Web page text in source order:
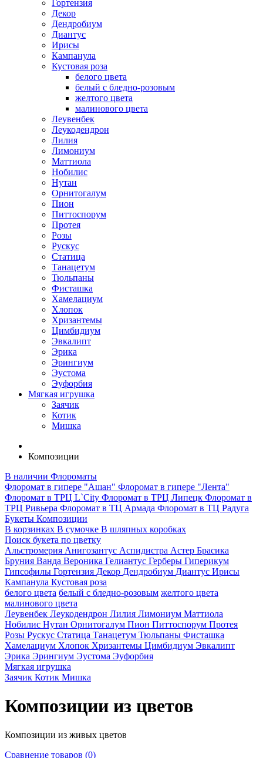
Гортензия
Декор
Дендробиум
Диантус
Ирисы
Кампанула
Кустовая роза
белого цвета
белый с бледно-розовым
желтого цвета
малинового цвета
Леувенбек
Леукодендрон
Лилия
Лимониум
Маттиола
Нобилис
Нутан
Орнитогалум
Пион
Питтоспорум
Протея
Розы
Рускус
Статица
Танацетум
Тюльпаны
Фисташка
Хамелациум
Хлопок
Хризантемы
Цимбидиум
Эвкалипт
Эрика
Эрингиум
Эустома
Эуфорбия
Мягкая игрушка
Заячик
Котик
Мишка
Композиции
В наличии Флороматы
Флоромат в гипере "Ашан" Флоромат в гипере "Лента"
Флоромат в ТРЦ L`City Флоромат в ТРЦ Липецк Флоромат в
ТРЦ Ривьера Флоромат в ТЦ Армада Флоромат в ТЦ Радуга
Букеты Композиции
В корзинках В сумочке В шляпных коробках
Поиск букета по цветку
Альстромерия Анигозантус Аспидистра Астер Брасика
Бруния Ванда Вероника Гелиантус Герберы Гиперикум
Гипсофилы Гортензия Декор Дендробиум Диантус Ирисы
Кампанула Кустовая роза
белого цвета белый с бледно-розовым желтого цвета
малинового цвета
Леувенбек Леукодендрон Лилия Лимониум Маттиола
Нобилис Нутан Орнитогалум Пион Питтоспорум Протея
Розы Рускус Статица Танацетум Тюльпаны Фисташка
Хамелациум Хлопок Хризантемы Цимбидиум Эвкалипт
Эрика Эрингиум Эустома Эуфорбия
Мягкая игрушка
Заячик Котик Мишка
Композиции из цветов
Композиции из живых цветов
Сравнение товаров (0)